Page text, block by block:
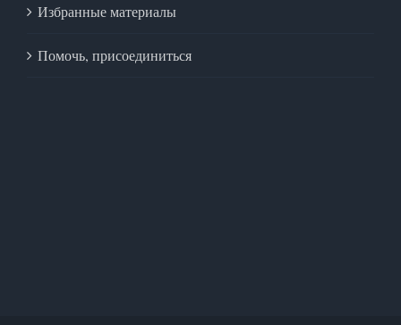
Избранные материалы
Помочь, присоединиться